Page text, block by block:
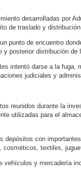
desarrolladas por
de traslado y
punto de encuentro
posterior distribución de
intentó darse a la
judiciales y
reunidos durante la
utilizadas para el
depósitos con
cosméticos, textiles,
vehículos y mercadería